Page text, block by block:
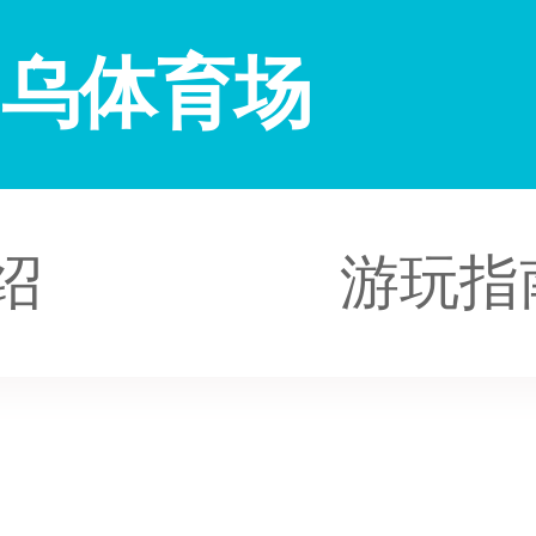
体育场
游玩指